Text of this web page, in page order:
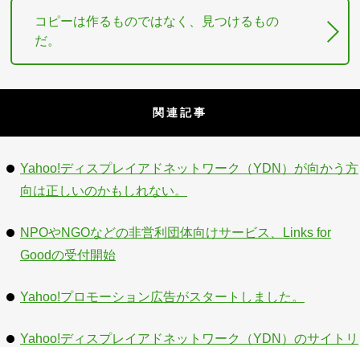
コピーは作るものではなく、見つけるもの
だ。
関連記事
Yahoo!ディスプレイアドネットワーク（YDN）が向かう方
向は正しいのかもしれない。
NPOやNGOなどの非営利団体向けサービス、Links for
Goodの受付開始
Yahoo!プロモーション広告がスタートしました。
Yahoo!ディスプレイアドネットワーク（YDN）のサイトリ